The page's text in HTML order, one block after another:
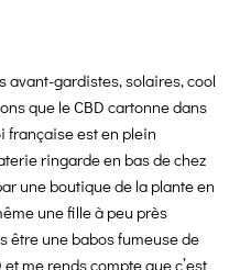
avant-gardistes, solaires, cool
que le CBD cartonne dans
française est en plein
ringarde en bas de chez
une boutique de la plante en
une fille à peu près
être une babos fumeuse de
me rends compte que c’est